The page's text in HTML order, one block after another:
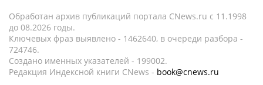
Обработан архив публикаций портала CNews.ru c 11.1998
до 08.2026 годы.
Ключевых фраз выявлено - 1462640, в очереди разбора -
724746.
Создано именных указателей - 199002.
Редакция Индексной книги CNews - book@cnews.ru